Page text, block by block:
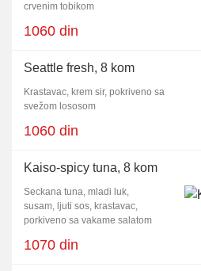
crvenim tobikom
1060 din
Seattle fresh, 8 kom
Krastavac, krem sir, pokriveno sa
svežom lososom
1060 din
Kaiso-spicy tuna, 8 kom
Seckana tuna, mladi luk,
susam, ljuti sos, krastavac,
porkiveno sa vakame salatom
1070 din